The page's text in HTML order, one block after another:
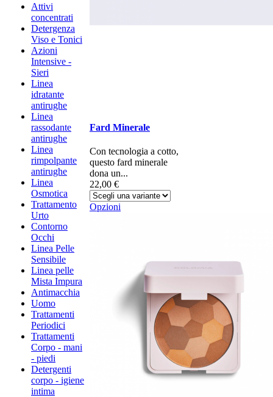
Attivi
concentrati
Detergenza
Viso e Tonici
Azioni
Intensive -
Sieri
Linea
idratante
antirughe
Linea
rassodante
antirughe
Linea
rimpolpante
antirughe
Linea
Osmotica
Trattamento
Urto
Contorno
Occhi
Linea Pelle
Sensibile
Linea pelle
Mista Impura
Antimacchia
Uomo
Trattamenti
Periodici
Trattamenti
Corpo - mani
- piedi
Detergenti
corpo - igiene
intima
Fard Minerale
Con tecnologia a cotto,
questo fard minerale
dona un...
22,00 €
Opzioni